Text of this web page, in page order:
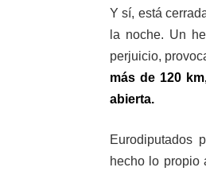
Y sí, está
la noche. Un
perjuicio,
más de 120
abierta.
Eurodiputados
hecho lo propio